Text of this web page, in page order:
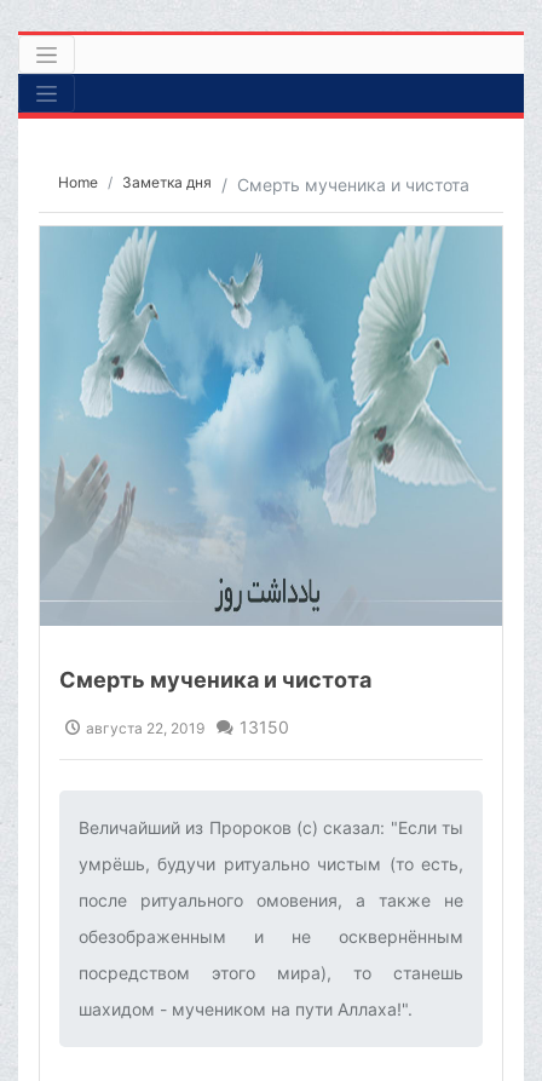
Home Заметка дня Смерть мученика и чистота
Смерть мученика и чистота
августа 22, 2019 13150
Величайший из Пророков (с) сказал: "Если ты
умрёшь, будучи ритуально чистым (то есть,
после ритуального омовения, а также не
обезображенным и не осквернённым
посредством этого мира), то станешь
шахидом - мучеником на пути Аллаха!".‌